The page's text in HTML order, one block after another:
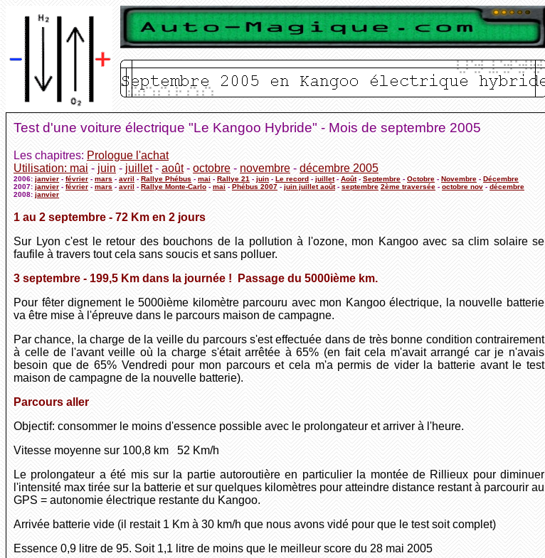
Test d'une voiture électrique "Le Kangoo Hybride" - Mois de septembre 2005
Les chapitres: Prologue l'achat
Utilisation: mai - juin - juillet- août- octobre - novembre - décembre 2005
2006: janvier - février - mars - avril - Rallye Phébus - mai - Rallye 21 - juin - Le record - juillet- Août- Septembre - Octobre - Novembre - Décembre
2007: janvier - février - mars - avril - Rallye Monte-Carlo - mai - Phébus 2007 - juin juillet août- septembre 2ème traversée - octobre nov - décembre
2008: janvier
1 au 2 septembre - 72 Km en 2 jours
Sur Lyon c'est le retour des bouchons de la pollution à l'ozone, mon Kangoo avec sa clim solaire se
faufile à travers tout cela sans soucis et sans polluer.
3 septembre - 199,5 Km dans la journée ! Passage du 5000ième km.
Pour fêter dignement le 5000ième kilomètre parcouru avec mon Kangoo électrique, la nouvelle batterie
va être mise à l'épreuve dans le parcours maison de campagne.
Par chance, la charge de la veille du parcours s'est effectuée dans de très bonne condition contrairement
à celle de l'avant veille où la charge s'était arrêtée à 65% (en fait cela m'avait arrangé car je n'avais
besoin que de 65% Vendredi pour mon parcours et cela m'a permis de vider la batterie avant le test
maison de campagne de la nouvelle batterie).
Parcours aller
Objectif: consommer le moins d'essence possible avec le prolongateur et arriver à l'heure.
Vitesse moyenne sur 100,8 km 52 Km/h
Le prolongateur a été mis sur la partie autoroutière en particulier la montée de Rillieux pour diminuer
l'intensité max tirée sur la batterie et sur quelques kilomètres pour atteindre distance restant à parcourir au
GPS = autonomie électrique restante du Kangoo.
Arrivée batterie vide (il restait 1 Km à 30 km/h que nous avons vidé pour que le test soit complet)
Essence 0,9 litre de 95. Soit 1,1 litre de moins que le meilleur score du 28 mai 2005